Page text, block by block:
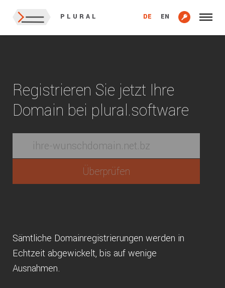
PLURAL DE EN
Registrieren Sie jetzt Ihre
Domain bei plural.software
Sämtliche Domainregistrierungen werden in
Echtzeit abgewickelt, bis auf wenige
Ausnahmen.